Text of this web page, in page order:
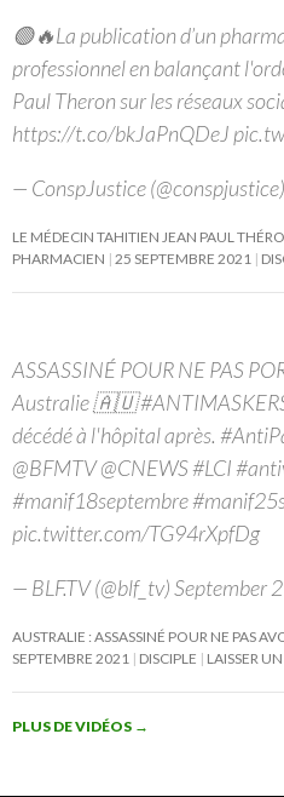
🟢🔥La publication d’un
professionnel en balançant
Paul Theron sur les réseaux
https://t.co/bkJaPnQDeJ
— ConspJustice
LE MÉDECIN TAHITIEN JEAN PAUL
PHARMACIEN 25 SEPTEMBRE 2021
ASSASSINÉ POUR NE PAS
Australie 🇦🇺
décédé à l'hôpital après.
@BFMTV @CNEWS #LCI
#manif18septembre
pic.twitter.com/TG94rXpfDg
— BLF.TV (@blf_tv) September
AUSTRALIE : ASSASSINÉ POUR NE PAS
SEPTEMBRE 2021 DISCIPLE LAISSER
PLUS DE VIDÉOS →